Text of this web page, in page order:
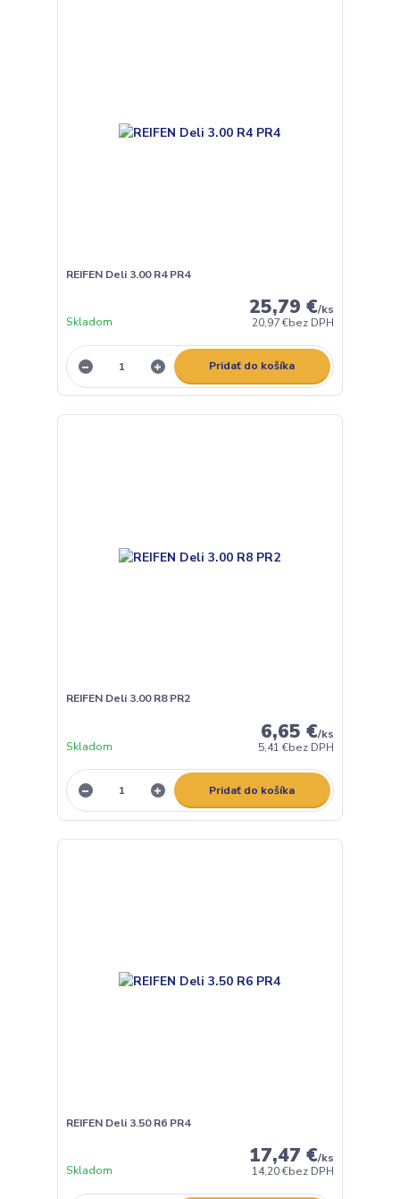
REIFEN Deli 3.00 R4 PR4
25,79 €/ks
20,97 €bez DPH
Skladom
Pridať do košíka
REIFEN Deli 3.00 R8 PR2
6,65 €/ks
5,41 €bez DPH
Skladom
Pridať do košíka
REIFEN Deli 3.50 R6 PR4
17,47 €/ks
14,20 €bez DPH
Skladom